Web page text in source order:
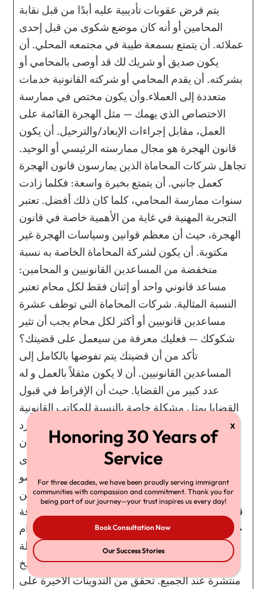
يتم فرض عقوبات تأديبية عليه أبدًا من قبل نقابة
المحامين أو أنه كان موضع شكوى من قبل إحدى
عملائه. أن يتمتع بسمعة طيبة في مجتمعه المحلي. أن
يكون صديق أو شريك لك قد أوصى بالمحامي أو
بشركته. أن يقدم المحامي أو شركته القانونية خدمات
متعددة إلى العملاء.وأن يكون مختص في ممارسة
الاختصاص الذي يهمك — مثل الهجرة القائمة على
العمل، مقابل إجراءات الإبعاد/والترحيل. أن يكون
قانون الهجرة هو مجال ممارسته الرئيسي أو الوحيد.
تجاهل شركات المحاماة الذين يمارسون قانون الهجرة
كعمل جانبي. أن يتمتع بخبرة واسعة: فكلما زادت
سنوات ممارسة المحامي، كلما كان ذلك أفضل. تعتبر
التجربة المهنية في غاية من الأهمية خاصة في قانون
الهجرة، حيث أن معظم قوانين وسياسات الهجرة غير
مكتوبة. أن يكون لشركة المحاماة الخاصة به نسبة
منخفضة من المساعدين القانونيين و المحامين:
مساعد قانوني واحد أو إثنان فقط لكل محام تعتبر
النسبة المثالية. شركات المحاماة التي توظف عشرة
مساعدين قانونيين أو أكثر لكل محام يجب أن تثير
شكوكك — فعليك معرفة من سيعمل على قضيتك؟
تأكد من أن قضيتك يتم تفوضها بالكامل إلى
المساعدين القانونيين. أن لا يكون مثقلاً بالعمل و له
عدد كبير من القضايا. حيث أن الإفراط في قبول
القضايا يمثل مشكلة خاصة بالنسبة للمكاتب القانونية
التي لا تضم سوى محامين اثنين أو ثلاثة. بإمكانه الرد
على بريدك الإلكتروني بسرعة و الإتصال بك. إن
الافتقار إلى سرعة الإستجابة و التواصل هي الشكوى
الأولى للعملاء ضد محاميهم (وليس فقط محامو
الهجرة).أن يشارك المحامي بانتظام منشورات عن
قانون الهجرة، ويفضل أن يكون له منشورات مرموقة
حيث أن ذلك يشير إلى خبرته و إلى أنه يحظى باحترام
واسع النطاق. أن يقدم معلومات حصرية و قابلة
للتطبيق عوضًا عن نسخ إعلانية لا هدف لها أو نسخ
منتشرة عند الجميع. تحقق من التدوينات الأخيرة على
For three decades, we have been proudly serving immigrant
communities with compassion and commitment. Thank you for
being part of our journey—your trust inspires us every day!
Book Consultation Now
Our Success Stories